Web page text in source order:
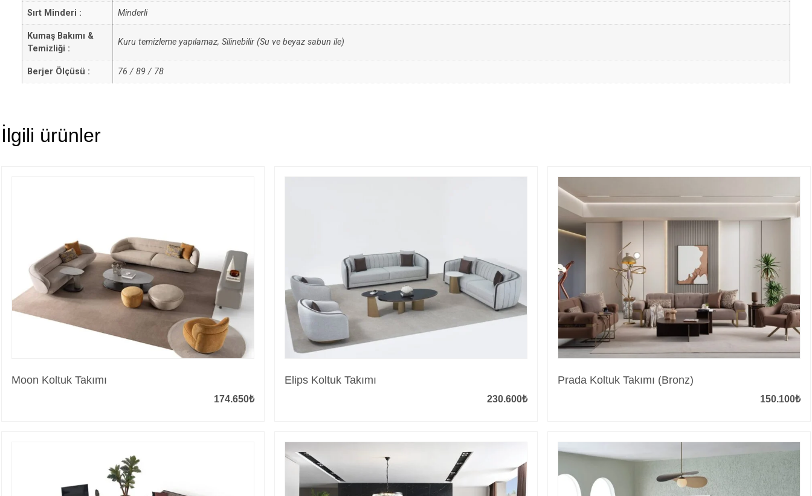
Sırt Minderi : Minderli
Kumaş Bakımı &
Temizliği :
Kuru temizleme yapılamaz, Silinebilir (Su ve beyaz sabun ile)
Berjer Ölçüsü : 76 / 89 / 78
İlgili ürünler
Moon Koltuk Takımı
174.650₺
Elips Koltuk Takımı
230.600₺
Prada Koltuk Takımı (Bronz)
150.100₺